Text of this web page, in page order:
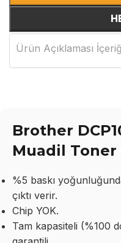
Ürün Açıklaması
Brother
Muadil
%5 baskı
çıktı verir.
Chip YOK.
Tam kapasiteli (%100